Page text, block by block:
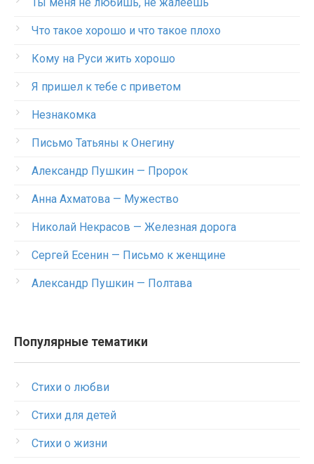
Что такое хорошо и что такое плохо
Кому на Руси жить хорошо
Я пришел к тебе с приветом
Незнакомка
Письмо Татьяны к Онегину
Александр Пушкин — Пророк
Анна Ахматова — Мужество
Николай Некрасов — Железная дорога
Сергей Есенин — Письмо к женщине
Александр Пушкин — Полтава
Популярные тематики
Стихи о любви
Стихи для детей
Стихи о жизни